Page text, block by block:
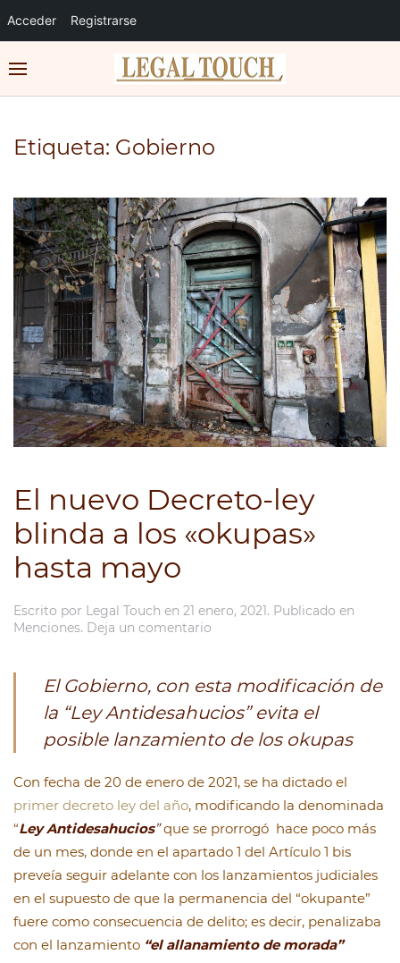
Acceder Registrarse
Etiqueta: Gobierno
El nuevo Decreto-ley
blinda a los «okupas»
hasta mayo
Escrito por Legal Touch en 21 enero, 2021. Publicado en
Menciones. Deja un comentario
El Gobierno, con esta modificación de
la “Ley Antidesahucios”evita el
posible lanzamiento de los okupas
Con fecha de 20 de enero de 2021, se ha dictado el
primer decreto ley del año, modificando la denominada
“Ley Antidesahucios”que se prorrogó hace poco más
de un mes, donde en el apartado 1 del Artículo 1 bis
preveía seguir adelante con los lanzamientos judiciales
en el supuesto de que la permanencia del “okupante”
fuere como consecuencia de delito; es decir, penalizaba
con el lanzamiento “el allanamiento de morada”